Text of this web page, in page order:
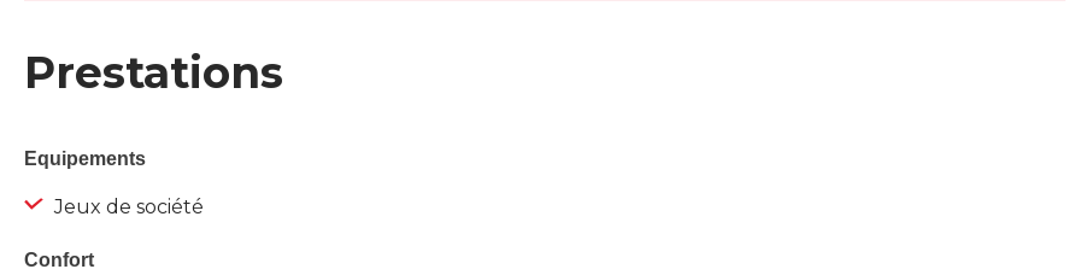
Prestations
Equipements
Jeux de société
Confort